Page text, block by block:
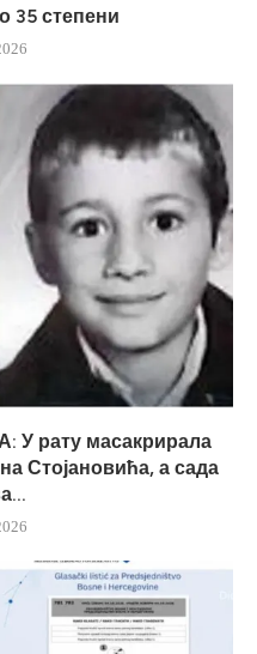
35 степени
рату масакрирала
Стојановића, а сада